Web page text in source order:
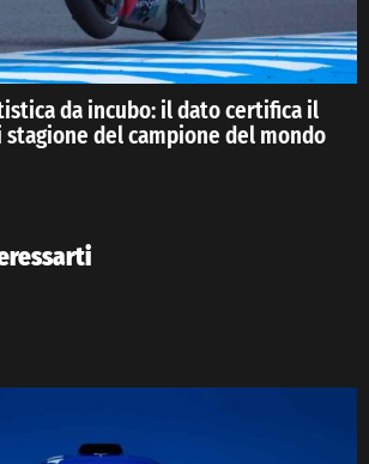
da incubo: il dato certifica il
del campione del mondo